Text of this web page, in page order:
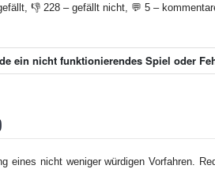
👎 228 – gefällt nicht, 💬 5 –
ein nicht funktionierendes Spiel oder
eines nicht weniger würdigen Vorfahren.